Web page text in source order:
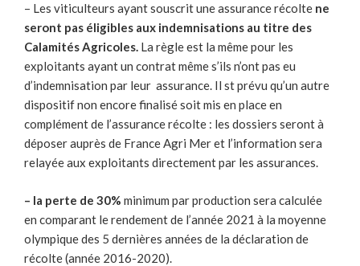
– Les viticulteurs ayant souscrit une assurance récolte ne
seront pas éligibles aux indemnisations au titre des
Calamités Agricoles. La règle est la même pour les
exploitants ayant un contrat même s’ils n’ont pas eu
d’indemnisation par leur assurance. Il st prévu qu’un autre
dispositif non encore finalisé soit mis en place en
complément de l’assurance récolte : les dossiers seront à
déposer auprès de France Agri Mer et l’information sera
relayée aux exploitants directement par les assurances.
– la perte de 30% minimum par production sera calculée
en comparant le rendement de l’année 2021 à la moyenne
olympique des 5 dernières années de la déclaration de
récolte (année 2016-2020).